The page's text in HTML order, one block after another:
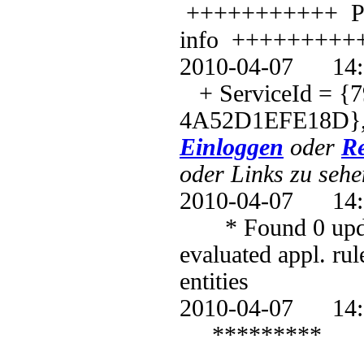
+++++++++++
info
2010-04-07
+ ServiceId =
Einloggen oder
oder Links zu
2010-04-07
* Found 0
evaluated appl.
entities
2010-04-07